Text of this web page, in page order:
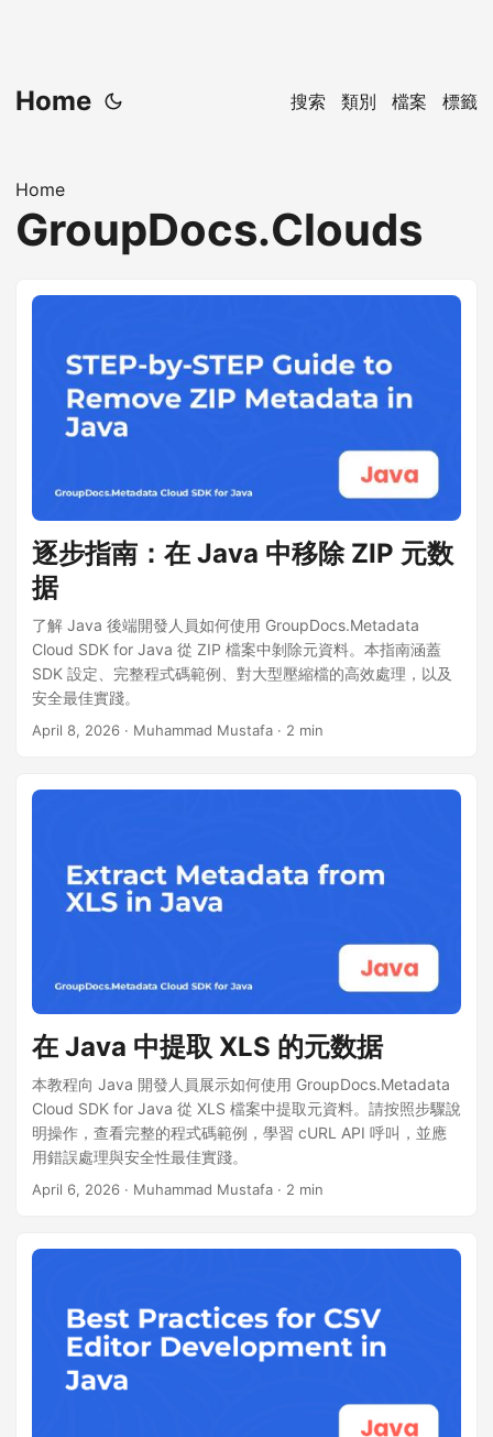
Home 搜索 類別 檔案 標籤
Home
GroupDocs.Clouds
逐步指南：在 Java 中移除 ZIP 元数
据
了解 Java 後端開發人員如何使用 GroupDocs.Metadata
Cloud SDK for Java 從 ZIP 檔案中剝除元資料。本指南涵蓋
SDK 設定、完整程式碼範例、對大型壓縮檔的高效處理，以及
安全最佳實踐。
April 8, 2026 · Muhammad Mustafa · 2 min
在 Java 中提取 XLS 的元数据
本教程向 Java 開發人員展示如何使用 GroupDocs.Metadata
Cloud SDK for Java 從 XLS 檔案中提取元資料。請按照步驟說
明操作，查看完整的程式碼範例，學習 cURL API 呼叫，並應
用錯誤處理與安全性最佳實踐。
April 6, 2026 · Muhammad Mustafa · 2 min